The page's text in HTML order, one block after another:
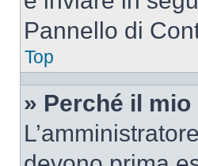
Pannello di
Top
» Perché il